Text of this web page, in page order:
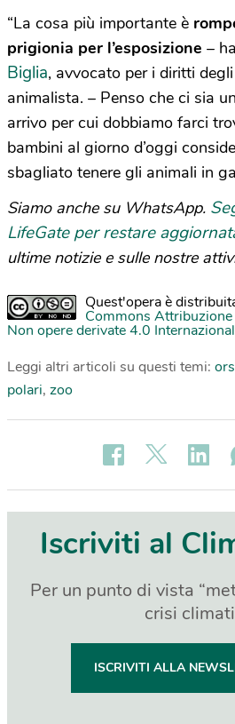
“La cosa più importante è
prigionia per l’esposizione –
Biglia, avvocato per i diritti
animalista. – Penso che ci sia
arrivo per cui dobbiamo farci
bambini al giorno d’oggi
sbagliato tenere gli animali in
Siamo anche su WhatsApp.
LifeGate per restare
ultime notizie e sulle nostre
Quest'opera è
Commons
Non opere derivate 4.0
Leggi altri articoli su questi temi:
polari, zoo
Iscriviti al
Per un punto di vista
crisi
ISCRIVITI ALLA